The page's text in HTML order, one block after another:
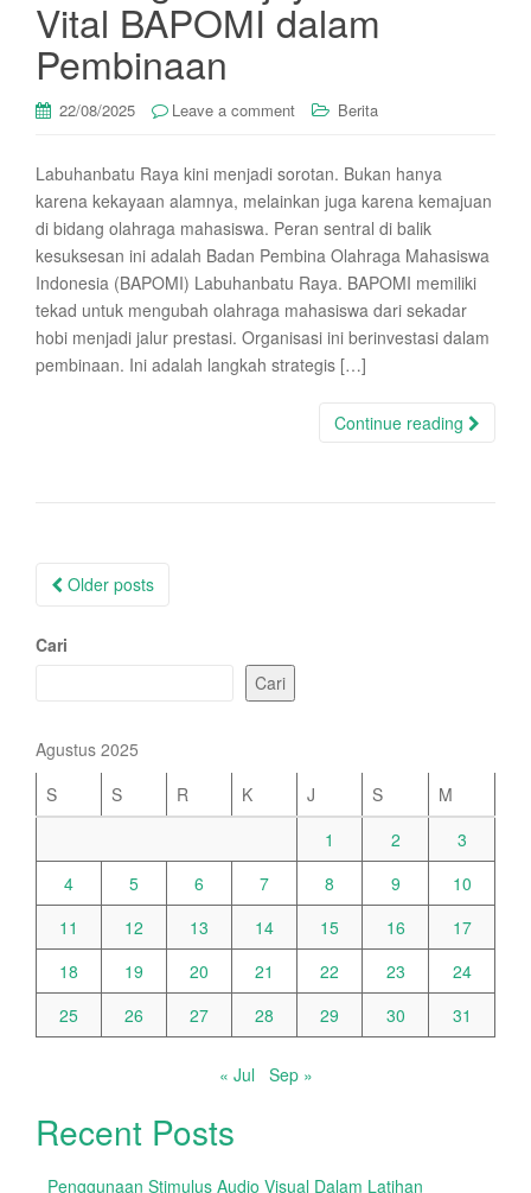
Vital BAPOMI dalam
Pembinaan
22/08/2025 Leave a comment Berita
Labuhanbatu Raya kini menjadi sorotan. Bukan hanya
karena kekayaan alamnya, melainkan juga karena kemajuan
di bidang olahraga mahasiswa. Peran sentral di balik
kesuksesan ini adalah Badan Pembina Olahraga Mahasiswa
Indonesia (BAPOMI) Labuhanbatu Raya. BAPOMI memiliki
tekad untuk mengubah olahraga mahasiswa dari sekadar
hobi menjadi jalur prestasi. Organisasi ini berinvestasi dalam
pembinaan. Ini adalah langkah strategis […]
Continue reading
Posts
Older posts
Cari
Cari
Agustus 2025
S
S R K J S
M
1
2
3
4
5 6 7 8 9
10
11
12 13 14 15 16
17
18
19 20 21 22 23
24
25
26 27 28 29 30 31
« Jul Sep »
Recent Posts
Penggunaan Stimulus Audio Visual Dalam Latihan